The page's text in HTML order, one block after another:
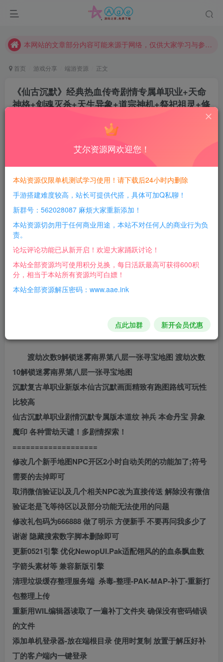
现在赞助会员享受专属折扣，详情点击此条公告。
本网站的文章部分内容可能来源于网络，仅供大家学习与参考，如有侵权，请联系站长QQ466107887进行删除处理。
首页 游戏分享 端游资源 正文
《仙古沉默》经典热血传奇剧情专属单职业+天命
神格+剑魂灭杀+天生异象+道宗神机+祭祀祖灵+修
每日活跃最高可获得600积分！所有资源可以使用
积分免费兑换！
游戏介绍：
道根,神兵,本名丹宝,主线天斗主线任务NPC羁绊上下,异象魔
功神功,炼妖大阵,道纹转移,仙古十重雷劫等,此端采用LFM2
引擎耗时制作,更多细节参考详情图文介绍。
有两个版本 原版以及群服版本 / 群服的简修不做介绍自己下
渡劫次数9解锁迷雾南界第八层一张寻宝地图 渡劫次数
10解锁迷雾南界第八层一张寻宝地图
沉默复古单职业新版本仙古沉默画面精致有跑图路线可玩性
比较高
仙古沉默单职业剧情沉默专属版本道纹 神兵 本命丹宝 异象
魔印 各种雷劫天谴！多剧情探索！
===================
修改几个新手地图NPC开区2小时自动关闭的功能加了;符号
需要的去掉即可
取消微信验证以及几个相关NPC改为直接传送 解除没有微信
验证老是飞等待区以及部分功能无法使用的问题
修改礼包码为666888 做了明示 方便新手 不要再问我多少了
谢谢 隐藏搜索数字脚本删除即可
更新0521引擎 优化NewopUI.Pak适配翎风的的血条飘血数
字箭头素材等 兼容新版引擎
清理垃圾缓存整理服务端 杀毒-整理-PAK-MAP-补丁-重新打
包整理上传
重新用WIL编辑器读取了一遍补丁文件夹 确保没有密码错误
的文件
添加单机登录器-放在端根目录 使用时复制 放置于解压好补
丁的客户端内一键登录
艾尔资源网欢迎您！
本站资源仅限单机测试学习使用！请下载后24小时内删除
手游搭建难度较高，站长可提供代搭，具体可加Q私聊！
新群号：562028087 麻烦大家重新添加！
本站资源切勿用于任何商业用途，本站不对任何人的商业行为负
责。
论坛评论功能已从新开启！欢迎大家踊跃讨论！
本站全部资源均可使用积分兑换，每日活跃最高可获得600积
分，相当于本站所有资源均可白嫖！
本站全部资源解压密码：www.aae.ink
点此加群 新开会员优惠